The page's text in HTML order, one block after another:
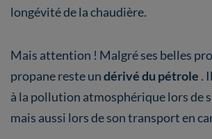
longévité de la chaudière.
Mais attention ! Malgré ses belles
propane reste undérivé du pétrole .
à la pollution atmosphérique lors de
mais aussi lors de son transport en